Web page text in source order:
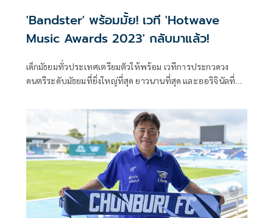
'Bandster' พร้อมมั้ย! เวที 'Hotwave
Music Awards 2023' กลับมาแล้ว!
เด็กมัธยมทั่วประเทศเตรียมตัวให้พร้อม เวทีการประกวดวง
ดนตรีระดับมัธยมที่ยิ่งใหญ่ที่สุด ยาวนานที่สุด และออริจินัลที่สุด
ปลุกตํานานการประกวดวงดนตรีระดับมัธยมให้ลุกเป็นไฟ กับ
est Cola presents HOTWAVE MUSIC AWARDS 2023 เปิด
พื้นที่สานต่อความฝันให้วัยรุ่นคอดนตรีทั่วประเทศมาประลอง
ฝีมือบนเวที เดินตามรอยรุ่นพี่ศิลปินชื่อดังที่เคยแจ้งเกิดจากเวที
นี้มาแล้วมากมาย